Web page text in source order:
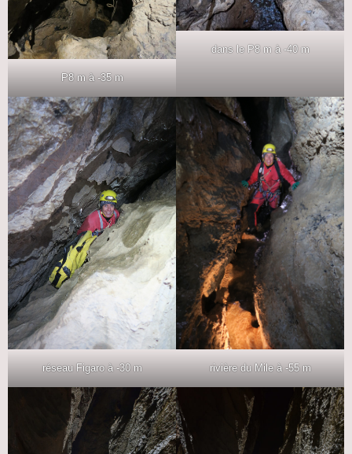
P8 m à -35 m
dans le P8 m à -40 m
réseau Figaro à -30 m rivière du Mile à -55 m